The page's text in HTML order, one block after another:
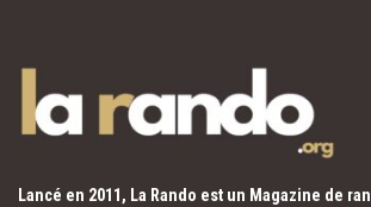
Lancé en 2011, La Rando est un Magazine de